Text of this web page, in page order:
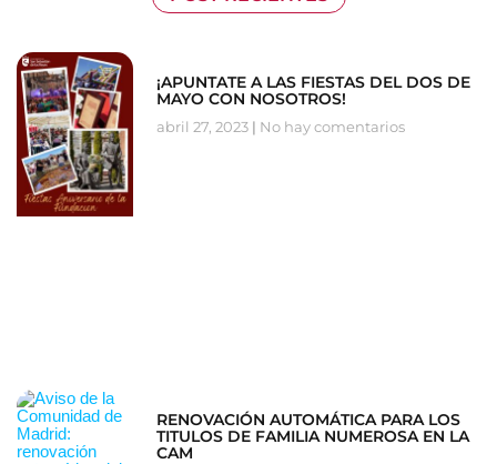
¡APUNTATE A LAS FIESTAS DEL DOS DE
MAYO CON NOSOTROS!
abril 27, 2023 No hay comentarios
RENOVACIÓN AUTOMÁTICA PARA LOS
TITULOS DE FAMILIA NUMEROSA EN LA
CAM